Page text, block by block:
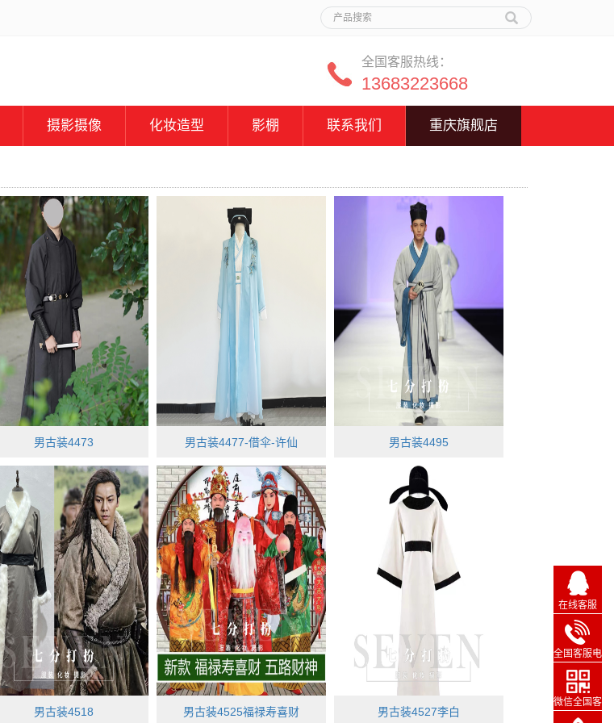
全国客服热线：
13683223668
摄影摄像 化妆造型 影棚 联系我们 重庆旗舰店
男古装4473 男古装4477-借伞-许仙 男古装4495
男古装4518 男古装4525福禄寿喜财 男古装4527李白
在线客服
全国客服电
话
微信全国客
服